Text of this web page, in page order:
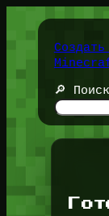
содержимому
🔎